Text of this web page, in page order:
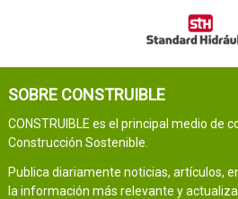
SOBRE CONSTRUIBLE
CONSTRUIBLE es el principal medio de
Construcción Sostenible.
Publica diariamente noticias, artículos,
la información más relevante y